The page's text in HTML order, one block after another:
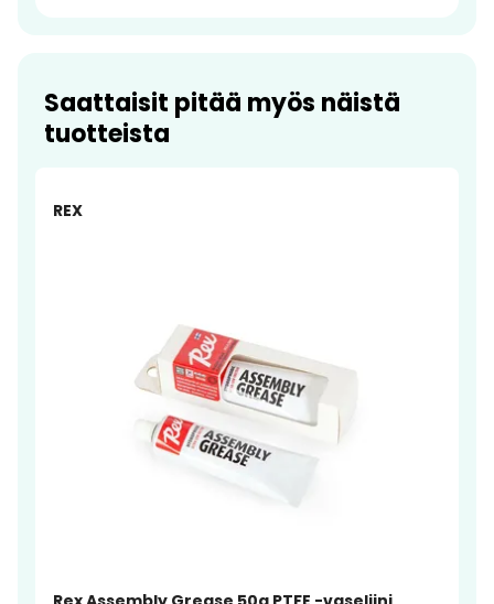
Saattaisit pitää myös näistä
tuotteista
REX